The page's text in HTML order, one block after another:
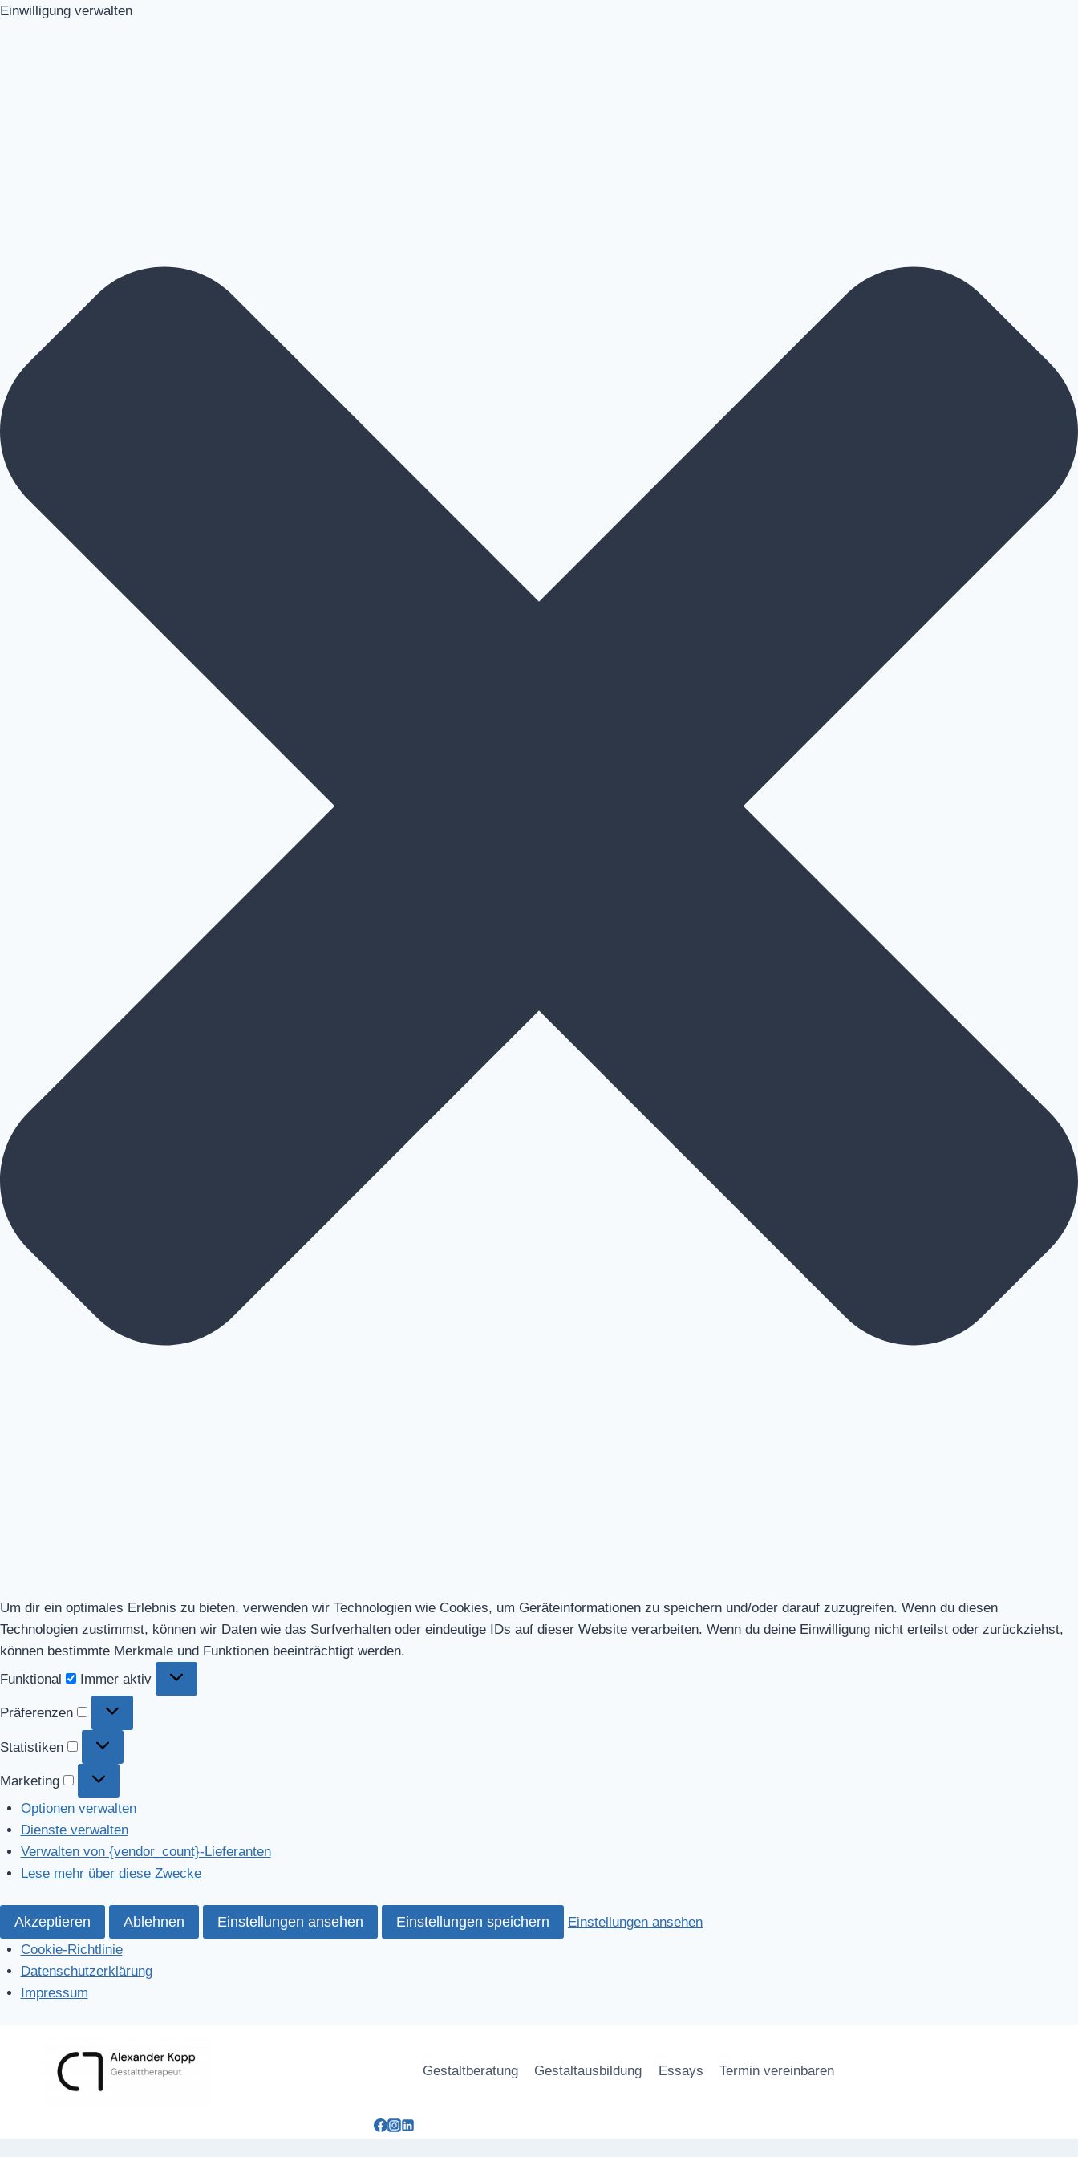
Einwilligung verwalten
Um dir ein optimales Erlebnis zu bieten, verwenden wir Technologien wie Cookies, um Geräteinformationen zu speichern und/oder darauf zuzugreifen. Wenn du diesen
Technologien zustimmst, können wir Daten wie das Surfverhalten oder eindeutige IDs auf dieser Website verarbeiten. Wenn du deine Einwilligung nicht erteilst oder zurückziehst,
können bestimmte Merkmale und Funktionen beeinträchtigt werden.
Funktional
Funktional
Immer aktiv
Präferenzen Präferenzen
Statistiken Statistiken
Marketing Marketing
Optionen verwalten
Dienste verwalten
Verwalten von {vendor_count}-Lieferanten
Lese mehr über diese Zwecke
Akzeptieren Ablehnen Einstellungen ansehen Einstellungen speichern
Einstellungen ansehen
Cookie-Richtlinie
Datenschutzerklärung
Impressum
Gestaltberatung Gestaltausbildung Essays Termin vereinbaren